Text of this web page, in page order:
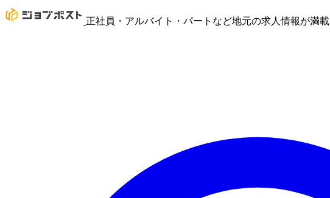
正社員・アルバイト・パートなど地元の求人情報が満載